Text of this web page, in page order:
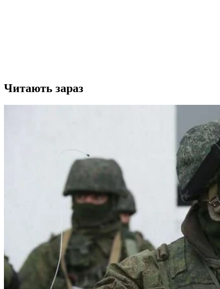
Читають зараз